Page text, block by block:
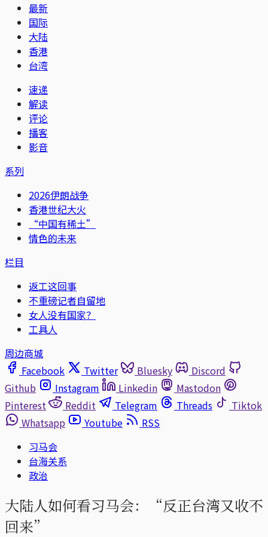
最新
国际
大陆
香港
台湾
速递
解读
评论
播客
影音
系列
2026伊朗战争
香港世纪大火
“中国有稀土”
情色的未来
栏目
返工这回事
不重磅记者自留地
女人没有国家？
工具人
周边商城
Facebook
Twitter Bluesky
Discord
Github
Instagram Linkedin
Mastodon
Pinterest
Reddit Telegram Threads
Tiktok
Whatsapp
Youtube
RSS
习马会
台海关系
政治
大陆人如何看习马会：“反正台湾又收不
回来”